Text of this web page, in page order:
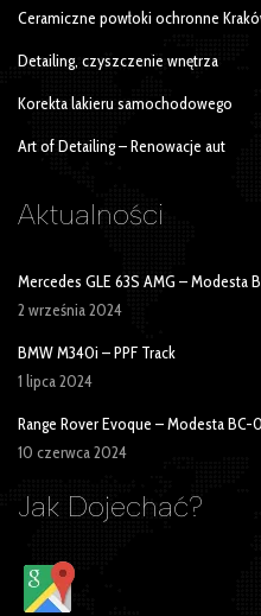
Ceramiczne powłoki ochronne
Detailing, czyszczenie wnętrza
Korekta lakieru samochodowego
Art of Detailing – Renowacje aut
Aktualności
Mercedes GLE 63S AMG – Modesta
2 września 2024
BMW M340i – PPF Track
1 lipca 2024
Range Rover Evoque – Modesta BC-
10 czerwca 2024
Jak Dojechać?